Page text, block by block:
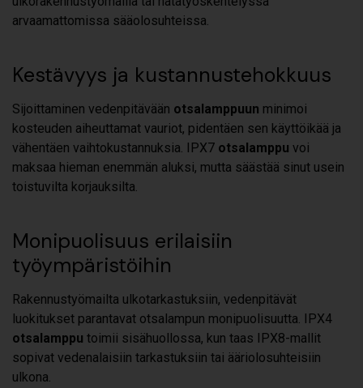
arvaamattomissa sääolosuhteissa.
Kestävyys ja kustannustehokkuus
Sijoittaminen vedenpitävään otsalamppuun minimoi
kosteuden aiheuttamat vauriot, pidentäen sen käyttöikää ja
vähentäen vaihtokustannuksia. IPX7 otsalamppu voi
maksaa hieman enemmän aluksi, mutta säästää sinut usein
toistuvilta korjauksilta.
Monipuolisuus erilaisiin
työympäristöihin
Rakennustyömailta ulkotarkastuksiin, vedenpitävät
luokitukset parantavat otsalampun monipuolisuutta. IPX4
otsalamppu toimii sisähuollossa, kun taas IPX8-mallit
sopivat vedenalaisiin tarkastuksiin tai ääriolosuhteisiin
ulkona.